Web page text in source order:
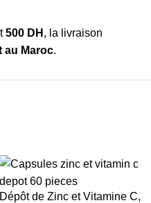
500 DH , la livraison
au Maroc.
Dépôt de Zinc et Vitamine C,